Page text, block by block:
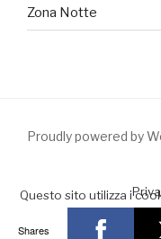
Zona Notte
Proudly powered by
Questo sito utilizza i
continuare la
Shares